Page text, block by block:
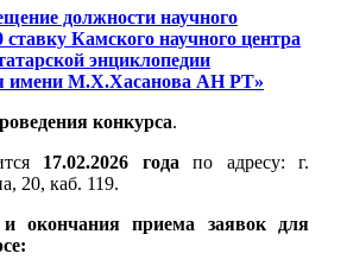
должности научного
ставку Камского научного центра
энциклопедии
имени М.Х.Хасанова АН РТ»
конкурса.
17.02.2026 года по адресу: г.
20, каб. 119.
окончания приема заявок для